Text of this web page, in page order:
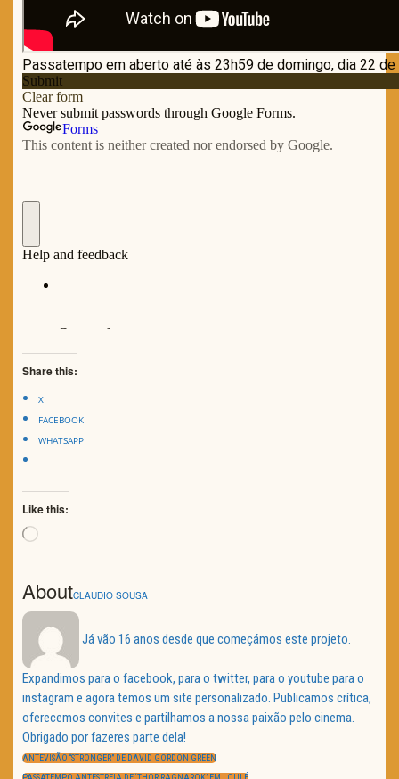
Share this:
X
FACEBOOK
WHATSAPP
Like this:
Loading…
AboutCLAUDIO SOUSA
Já vão 16 anos desde que começámos este projeto.
Expandimos para o facebook, para o twitter, para o youtube para o
instagram e agora temos um site personalizado. Publicamos crítica,
oferecemos convites e partilhamos a nossa paixão pelo cinema.
Obrigado por fazeres parte dela!
Navegação
de
PREVIOUS
ANTEVISÃO “STRONGER” DE DAVID GORDON GREEN
NEXT